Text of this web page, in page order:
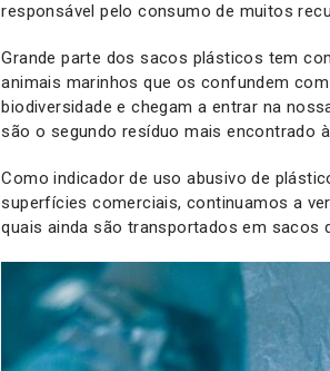
responsável pelo consumo de muitos
Grande parte dos sacos plásticos tem
animais marinhos que os confundem
biodiversidade e chegam a entrar na
são o segundo resíduo mais encontrado
Como indicador de uso abusivo de
superfícies comerciais, continuamos a
quais ainda são transportados em sacos